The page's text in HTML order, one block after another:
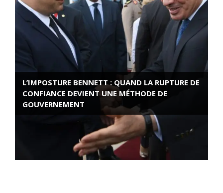
L’IMPOSTURE BENNETT : QUAND LA RUPTURE DE
CONFIANCE DEVIENT UNE MÉTHODE DE
GOUVERNEMENT
ROSE VALLAND, HEROÏNE DE LA RESISTANCE